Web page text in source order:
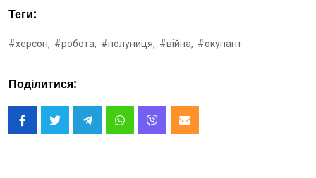
Теги:
#херсон, #робота, #полуниця, #війна, #окупант
Поділитися: